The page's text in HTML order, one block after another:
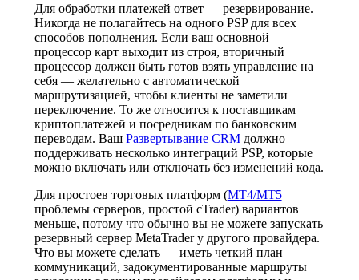
Для обработки платежей ответ — резервирование.
Никогда не полагайтесь на одного PSP для всех
способов пополнения. Если ваш основной
процессор карт выходит из строя, вторичный
процессор должен быть готов взять управление на
себя — желательно с автоматической
маршрутизацией, чтобы клиенты не заметили
переключение. То же относится к поставщикам
криптоплатежей и посредникам по банковским
переводам. Ваш Развертывание CRMдолжно
поддерживать несколько интеграций PSP, которые
можно включать или отключать без изменений кода.
Для простоев торговых платформ (MT4/MT5
проблемы серверов, простой cTrader) вариантов
меньше, потому что обычно вы не можете запускать
резервный сервер MetaTrader у другого провайдера.
Что вы можете сделать — иметь четкий план
коммуникаций, задокументированные маршруты